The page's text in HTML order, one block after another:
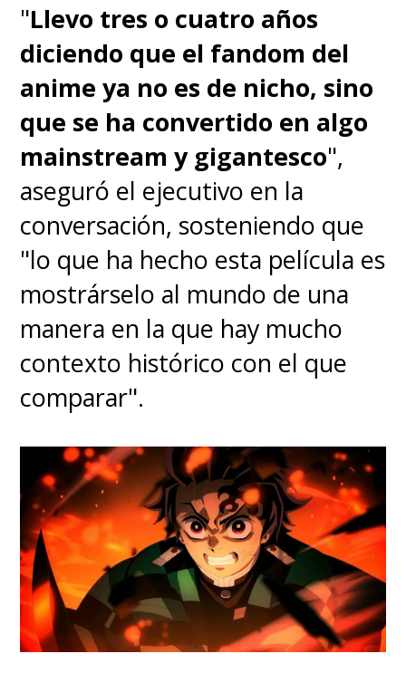
"Llevo tres o cuatro años
diciendo que el fandom del
anime ya no es de nicho, sino
que se ha convertido en algo
mainstream y gigantesco",
aseguró el ejecutivo en la
conversación, sosteniendo que
"lo que ha hecho esta película es
mostrárselo al mundo de una
manera en la que hay mucho
contexto histórico con el que
comparar".